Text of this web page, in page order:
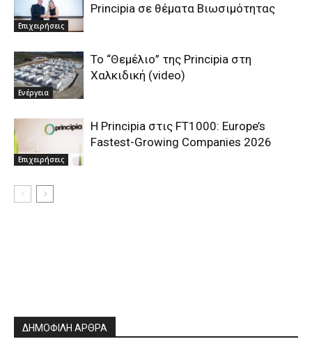
Επιχειρήσεις
Principia σε θέματα Βιωσιμότητας
Ενέργεια
To “Θεμέλιο” της Principia στη
Χαλκιδική (video)
Επιχειρήσεις
Η Principia στις FT1000: Europe’s
Fastest-Growing Companies 2026
ΔΗΜΟΦΙΛΗ ΑΡΘΡΑ